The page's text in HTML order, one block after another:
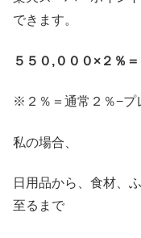
できます。
５５０,０００×２％
※２％＝通常２％−プ
私の場合、
日用品から、食材、
至るまで